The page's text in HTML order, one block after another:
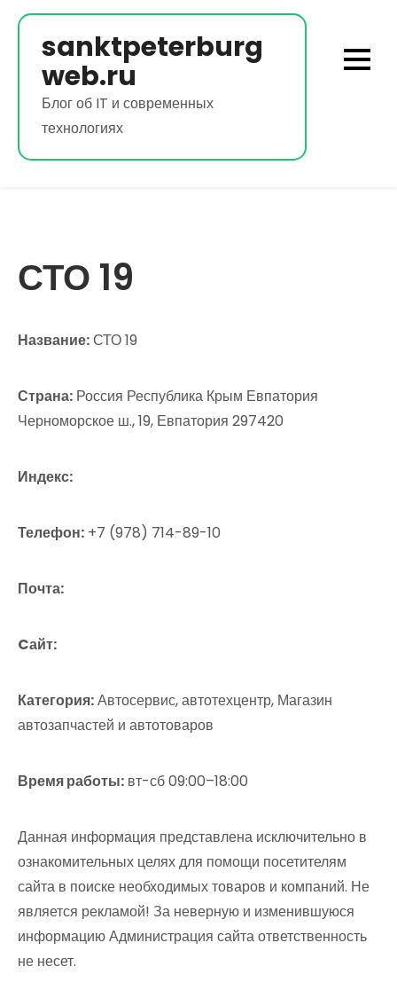
Перейти
содержимому
sanktpeterburg
web.ru
Блог об IT и современных
технологиях
СТО 19
Название:СТО 19
Страна: Россия Республика Крым Евпатория
Черноморское ш., 19, Евпатория 297420
Индекс:
Телефон: +7 (978) 714-89-10
Почта:
Cайт:
Категория:Автосервис, автотехцентр, Магазин
автозапчастей и автотоваров
Время работы: вт-сб 09:00–18:00
Данная информация представлена исключительно в
ознакомительных целях для помощи посетителям
сайта в поиске необходимых товаров и компаний. Не
является рекламой! За неверную и изменившуюся
информацию Администрация сайта ответственность
не несет.